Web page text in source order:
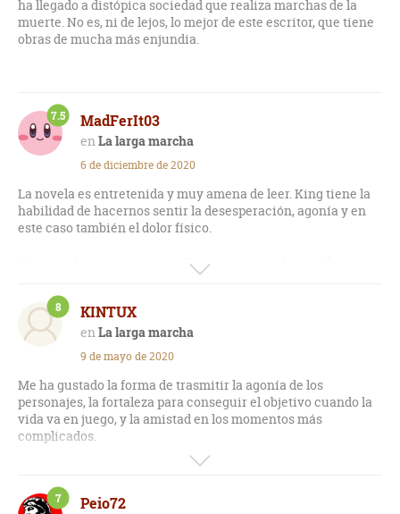
ha llegado a distópica sociedad que realiza marchas de la
muerte. No es, ni de lejos, lo mejor de este escritor, que tiene
obras de mucha más enjundia.
MadFerIt03
La larga marcha
7.5
6 de diciembre de 2020
La novela es entretenida y muy amena de leer. King tiene la
habilidad de hacernos sentir la desesperación, agonía y en
este caso también el dolor físico.
Una novela que me sorprendió por tener un desarrollo
bastante dinámico durante el transcurso de la marcha.
No le doy el 8 por que el final es algo flojo, estaba a solo una
página del libro y no ocurría nada extraordinario. Solo una
alegoría a la muerte o eso es lo entendí.
KINTUX
La larga marcha
8
9 de mayo de 2020
Me ha gustado la forma de trasmitir la agonía de los
personajes, la fortaleza para conseguir el objetivo cuando la
vida va en juego, y la amistad en los momentos más
complicados.
Es una historia emocionante, dura, y lo maravilloso del libro
es que ocurre todo en la carretera y no se hace pesado, solo
un genio como King es capaz de hacerlo.
Peio72
7